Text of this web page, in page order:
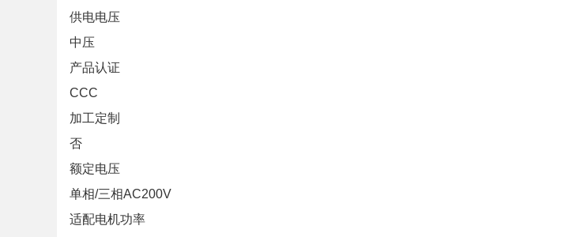
供电电压
中压
产品认证
CCC
加工定制
否
额定电压
单相/三相AC200V
适配电机功率